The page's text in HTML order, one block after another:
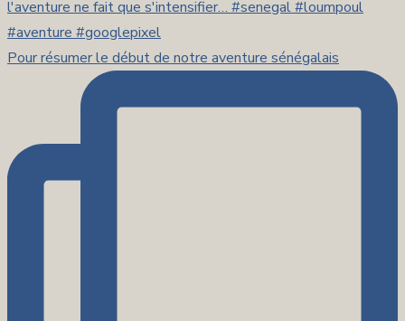
Pour résumer le début de notre aventure sénégalais